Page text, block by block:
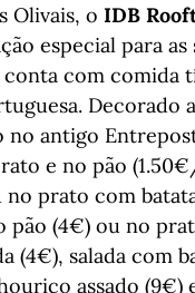
Olivais, o IDB
especial para
conta com comida
Decorado
no antigo
e no pão
no prato com
pão (4€) ou no
(4€), salada com
assado (9€)